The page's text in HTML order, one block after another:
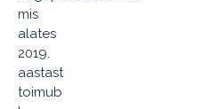
mis
alates
2019.
aastast
toimub